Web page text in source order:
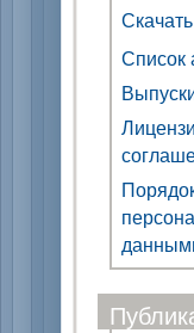
Список